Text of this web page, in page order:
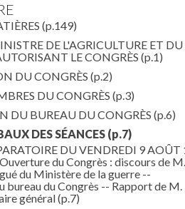
(p.149)
DE L'AGRICULTURE ET DU
LE CONGRÈS (p.1)
DU CONGRÈS (p.2)
DU CONGRÈS (p.3)
DU BUREAU DU CONGRÈS (p.6)
DES SÉANCES (p.7)
DU VENDREDI 9 AOÛT
du Congrès : discours de
du Ministère de la guerre --
bureau du Congrès -- Rapport de M.
général(p.7)